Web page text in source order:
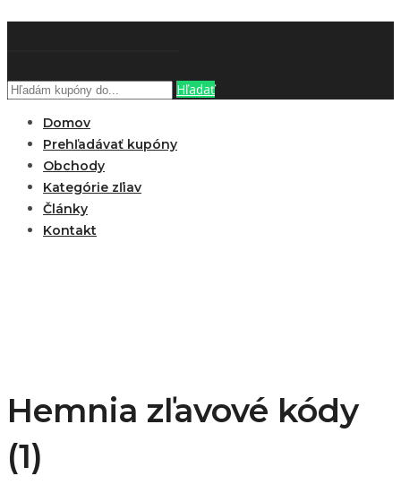
Hľadať
Domov
Prehľadávať kupóny
Obchody
Kategórie zľiav
Články
Kontakt
Hemnia zľavové kódy
(1)